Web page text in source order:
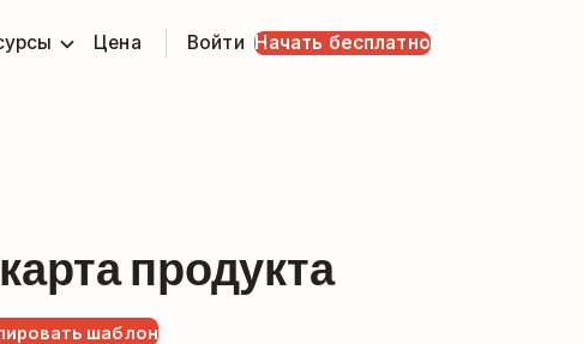
Цена Войти Начать бесплатно
продукта
шаблон